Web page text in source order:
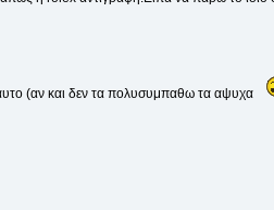
(αν και δεν τα πολυσυμπαθω τα αψυχα